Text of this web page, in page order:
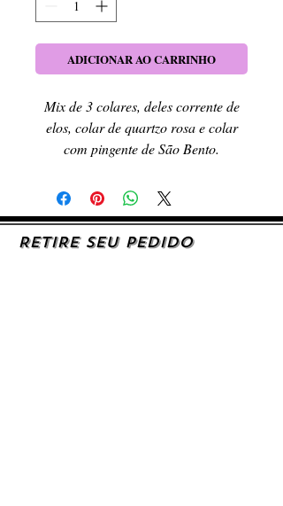
ADICIONAR AO CARRINHO
Mix de 3 colares, deles corrente de
elos, colar de quartzo rosa e colar
com pingente de São Bento.
RETIRE SEU PEDIDO